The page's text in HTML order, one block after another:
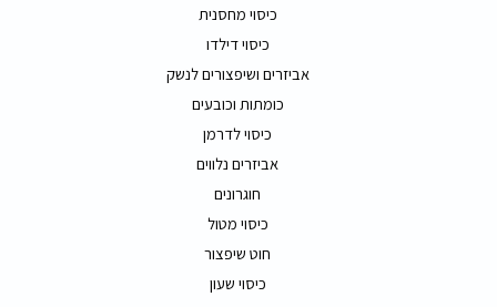
כיסוי מחסנית
כיסוי דילדו
אביזרים ושיפצורים לנשק
כומתות וכובעים
כיסוי לדרמן
אביזרים נלווים
חוגרונים
כיסוי מטול
חוט שיפצור
כיסוי שעון